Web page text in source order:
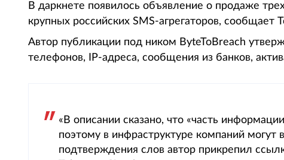
В даркнете появилось объявление о продаже
крупных российских SMS-агрегаторов, сообщает
Автор публикации под ником ByteToBreach
телефонов, IP-адреса, сообщения из банков,
«В описании сказано, что «часть
поэтому в инфраструктуре компаний могут
подтверждения слов автор прикрепил